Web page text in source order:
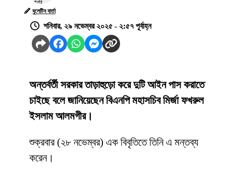
বুলেটিন বার্তা
শনিবার, ২৯ নভেম্বর ২০২৫ - ২:৫৭ পূর্বাহ্ন
অন্তর্বর্তী সরকার তাড়াহুড়ো করে দুটি আইন পাস করাতে
চাইছে বলে জানিয়েছেন বিএনপি মহাসচিব মির্জা ফখরুল
ইসলাম আলমগীর।
শুক্রবার (২৮ নভেম্বর) এক বিবৃতিতে তিনি এ মন্তব্য
করেন।